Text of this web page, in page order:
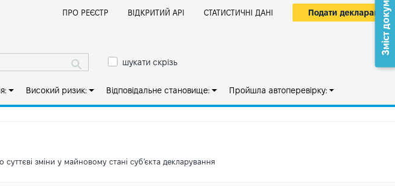
ПРО РЕЄСТР ВІДКРИТИЙ АРІ СТАТИСТИЧНІ ДАНІ Подати декларацію
шукати скрізь
Високий ризик: Відповідальне становище: Пройшла автоперевірку:
суттєві зміни у майновому стані субʼєкта декларування
Зміст документа